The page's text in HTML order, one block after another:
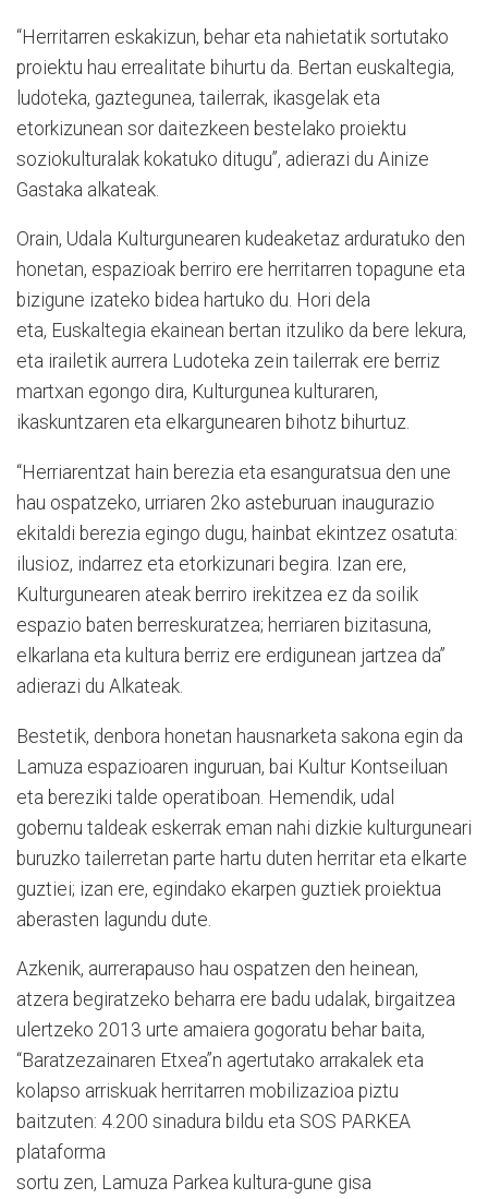
“Herritarren eskakizun, behar eta nahietatik sortutako
proiektu hau errealitate bihurtu da. Bertan euskaltegia,
ludoteka, gaztegunea, tailerrak, ikasgelak eta
etorkizunean sor daitezkeen bestelako proiektu
soziokulturalak kokatuko ditugu”, adierazi du Ainize
Gastaka alkateak.
Orain, Udala Kulturgunearen kudeaketaz arduratuko den
honetan, espazioak berriro ere herritarren topagune eta
bizigune izateko bidea hartuko du. Hori dela
eta, Euskaltegia ekainean bertan itzuliko da bere lekura,
eta irailetik aurrera Ludoteka zein tailerrak ere berriz
martxan egongo dira, Kulturgunea kulturaren,
ikaskuntzaren eta elkargunearen bihotz bihurtuz.
“Herriarentzat hain berezia eta esanguratsua den une
hau ospatzeko, urriaren 2ko asteburuan inaugurazio
ekitaldi berezia egingo dugu, hainbat ekintzez osatuta:
ilusioz, indarrez eta etorkizunari begira. Izan ere,
Kulturgunearen ateak berriro irekitzea ez da soilik
espazio baten berreskuratzea; herriaren bizitasuna,
elkarlana eta kultura berriz ere erdigunean jartzea da”
adierazi du Alkateak.
Bestetik, denbora honetan hausnarketa sakona egin da
Lamuza espazioaren inguruan, bai Kultur Kontseiluan
eta bereziki talde operatiboan. Hemendik, udal
gobernu taldeak eskerrak eman nahi dizkie kulturguneari
buruzko tailerretan parte hartu duten herritar eta elkarte
guztiei; izan ere, egindako ekarpen guztiek proiektua
aberasten lagundu dute.
Azkenik, aurrerapauso hau ospatzen den heinean,
atzera begiratzeko beharra ere badu udalak, birgaitzea
ulertzeko 2013 urte amaiera gogoratu behar baita,
“Baratzezainaren Etxea”n agertutako arrakalek eta
kolapso arriskuak herritarren mobilizazioa piztu
baitzuten: 4.200 sinadura bildu eta SOS PARKEA
plataforma
sortu zen, Lamuza Parkea kultura-gune gisa